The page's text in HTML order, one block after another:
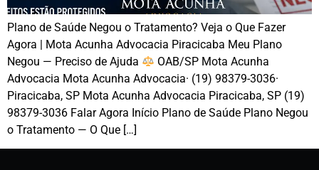
Plano de Saúde Negou o Tratamento? Veja o Que Fazer
Agora | Mota Acunha Advocacia Piracicaba Meu Plano
Negou — Preciso de Ajuda
OAB/SP Mota Acunha
Advocacia Mota Acunha Advocacia· (19) 98379-3036·
Piracicaba, SP Mota Acunha Advocacia Piracicaba, SP (19)
98379-3036 Falar Agora Início Plano de Saúde Plano Negou
o Tratamento — O Que […]